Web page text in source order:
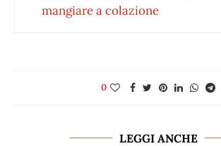
mangiare a colazione
0
LEGGI ANCHE